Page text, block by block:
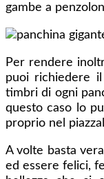
gambe a
Per rendere
puoi richiedere
timbri di ogni
questo caso lo
proprio nel
A volte basta
ed essere felici,